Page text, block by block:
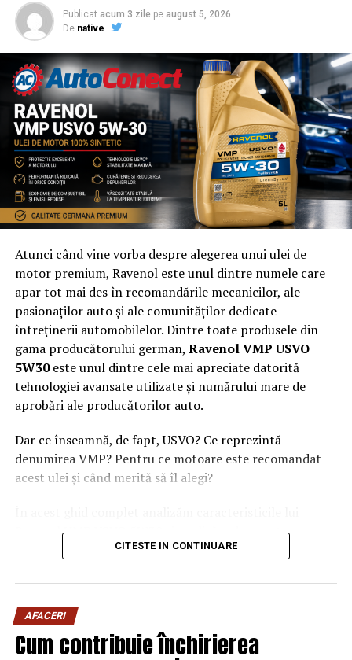
Publicat acum 3 zile pe august 5, 2026
De native
Atunci când vine vorba despre alegerea unui ulei de
motor premium, Ravenol este unul dintre numele care
apar tot mai des în recomandările mecanicilor, ale
pasionaților auto și ale comunităților dedicate
întreținerii automobilelor. Dintre toate produsele din
gama producătorului german, Ravenol VMP USVO
5W30este unul dintre cele mai apreciate datorită
tehnologiei avansate utilizate și numărului mare de
aprobări ale producătorilor auto.
Dar ce înseamnă, de fapt, USVO? Ce reprezintă
denumirea VMP? Pentru ce motoare este recomandat
acest ulei și când merită să îl alegi?
Ravenol VMP USVO 5W30 și explicăm de ce este
considerat unul dintre cele mai performante uleiuri de
Ravenol este un producător german de lubrifianți
fondat în anul 1946 și recunoscut la nivel internațional
CITESTE IN CONTINUARE
AFACERI
Cum contribuie închirierea